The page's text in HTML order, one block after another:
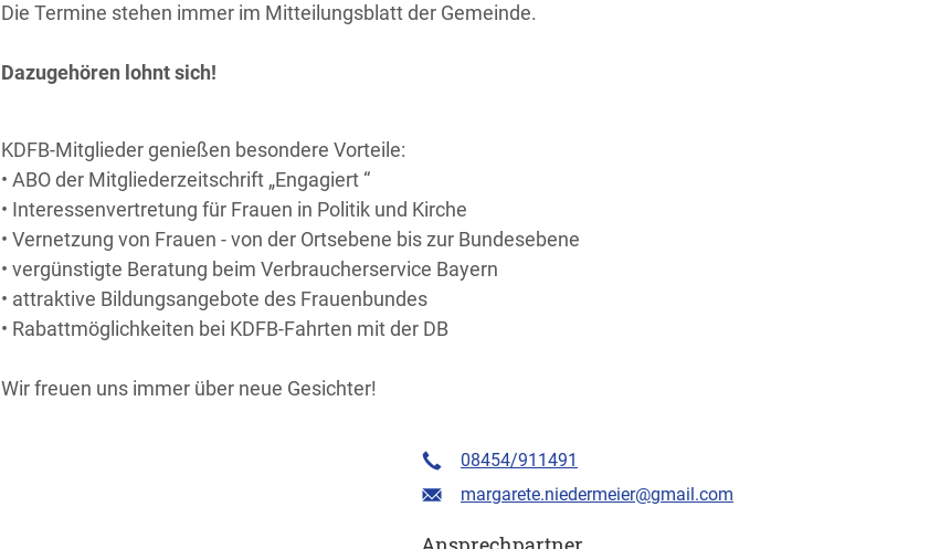
Die Termine stehen immer im Mitteilungsblatt der Gemeinde.
Dazugehören lohnt sich!
KDFB-Mitglieder genießen besondere Vorteile:
• ABO der Mitgliederzeitschrift „Engagiert “
• Interessenvertretung für Frauen in Politik und Kirche
• Vernetzung von Frauen - von der Ortsebene bis zur Bundesebene
• vergünstigte Beratung beim Verbraucherservice Bayern
• attraktive Bildungsangebote des Frauenbundes
• Rabattmöglichkeiten bei KDFB-Fahrten mit der DB
Wir freuen uns immer über neue Gesichter!
08454/911491
margarete.niedermeier@gmail.com